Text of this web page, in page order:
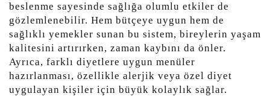
beslenme sayesinde sağlığa olumlu etkiler de
gözlemlenebilir. Hem bütçeye uygun hem de
sağlıklı yemekler sunan bu sistem, bireylerin yaşam
kalitesini artırırken, zaman kaybını da önler.
Ayrıca, farklı diyetlere uygun menüler
hazırlanması, özellikle alerjik veya özel diyet
uygulayan kişiler için büyük kolaylık sağlar.